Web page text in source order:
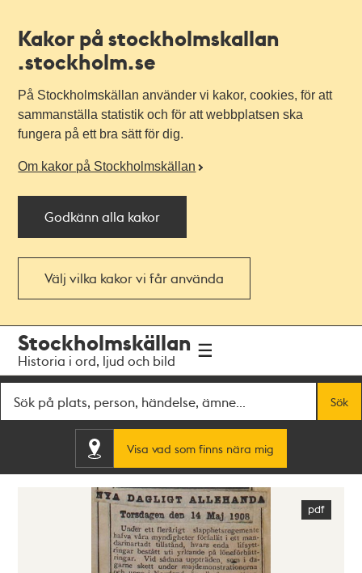
Kakor på stockholmskallan
.stockholm.se
På Stockholmskällan använder vi kakor, cookies, för att
sammanställa statistik och för att webbplatsen ska
fungera på ett bra sätt för dig.
Om kakor på Stockholmskällan
Godkänn alla kakor
Välj vilka kakor vi får använda
navigationen
huvudinnehållet
Stockholmskällan
Historia i ord, ljud och bild
Sök
Visa vad som finns nära mig